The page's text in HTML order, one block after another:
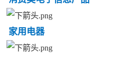
家用电器